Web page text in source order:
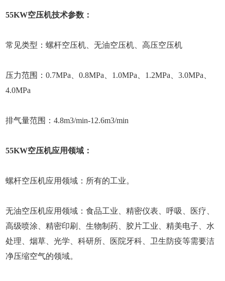
55KW空压机技术参数：
常见类型：螺杆空压机、无油空压机、高压空压机
压力范围：0.7MPa、0.8MPa、1.0MPa、1.2MPa、3.0MPa、
4.0MPa
排气量范围：4.8m3/min-12.6m3/min
55KW空压机应用领域：
螺杆空压机应用领域：所有的工业。
无油空压机应用领域：食品工业、精密仪表、呼吸、医疗、
高级喷涂、精密印刷、生物制药、胶片工业、精美电子、水
处理、烟草、光学、科研所、医院牙科、卫生防疫等需要洁
净压缩空气的领域。